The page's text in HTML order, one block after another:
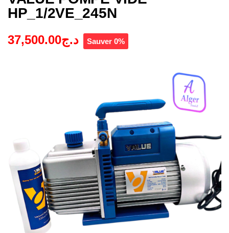
HP_1/2VE_245N
د.ج37,500.00 Sauver 0%